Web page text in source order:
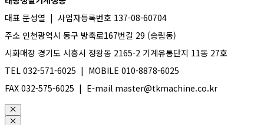
대표 문성열 | 사업자등록번호 137-08-60704
주소 인천광역시 동구 방축로167번길 29 (송림동)
시화매장 경기도 시흥시 정왕동 2165-2 기계유통단지 11동 27호
TEL 032-571-6025 | MOBILE 010-8878-6025
FAX 032-575-6025 | E-mail master@tkmachine.co.kr